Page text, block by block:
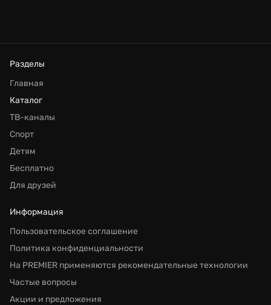
Разделы
Главная
Каталог
ТВ-каналы
Спорт
Детям
Бесплатно
Для друзей
Информация
Пользовательское соглашение
Политика конфиденциальности
На PREMIER применяются рекомендательные технологии
Частые вопросы
Акции и предложения